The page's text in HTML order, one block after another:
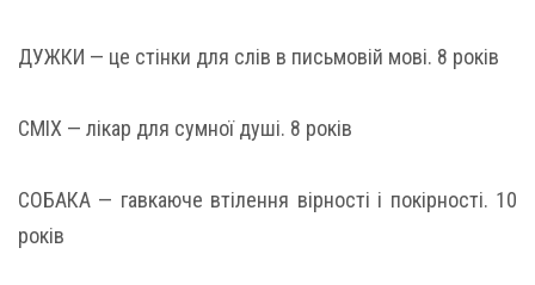
ДУЖКИ — це стінки для слів в письмовій мові. 8 років
СМІХ — лікар для сумної душі. 8 років
СОБАКА — гавкаюче втілення вірності і покірності. 10
років